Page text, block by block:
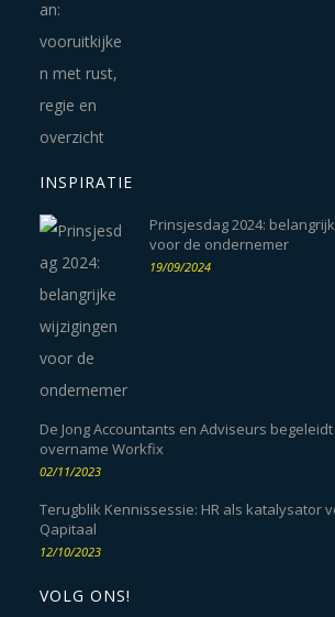
INSPIRATIE
Prinsjesdag 2024:
voor de ondernemer
19/09/2024
De Jong Accountants en Adviseurs
overname Workfix
02/11/2023
Terugblik Kennissessie: HR als katalysator
Qapitaal
12/10/2023
VOLG ONS!